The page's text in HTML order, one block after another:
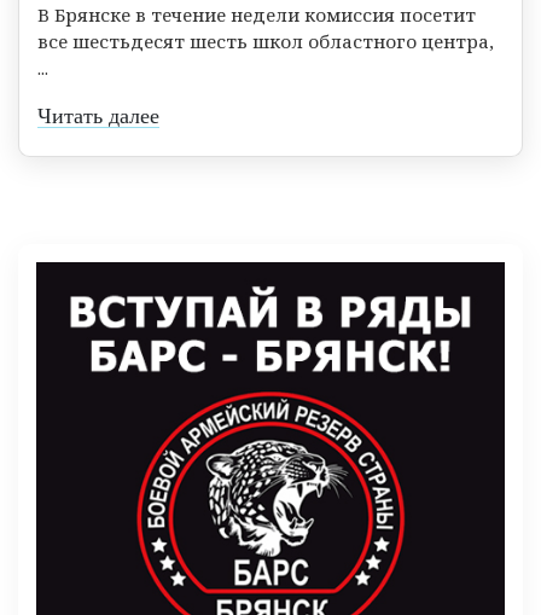
В Брянске в течение недели комиссия посетит
все шестьдесят шесть школ областного центра,
...
Читать далее